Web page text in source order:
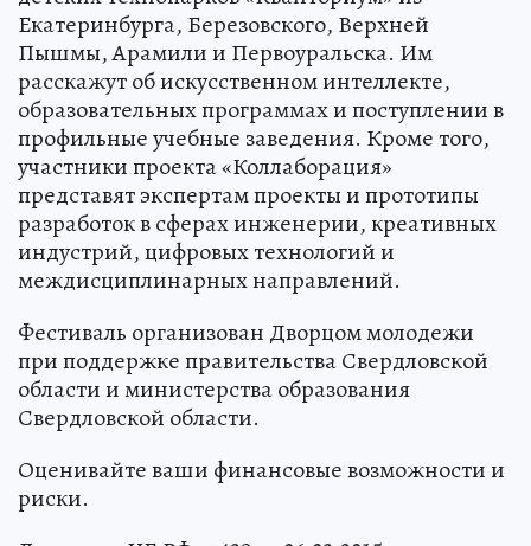
Екатеринбурга, Березовского, Верхней
Пышмы, Арамили и Первоуральска. Им
расскажут об искусственном интеллекте,
образовательных программах и поступлении в
профильные учебные заведения. Кроме того,
участники проекта «Коллаборация»
представят экспертам проекты и прототипы
разработок в сферах инженерии, креативных
индустрий, цифровых технологий и
междисциплинарных направлений.
Фестиваль организован Дворцом молодежи
при поддержке правительства Свердловской
области и министерства образования
Свердловской области.
Оценивайте ваши финансовые возможности и
риски.